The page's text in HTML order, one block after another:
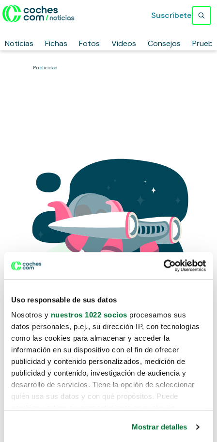
Uso responsable de sus datos
Nosotros y nuestros 1022 socios procesamos sus
datos personales, p.ej., su dirección IP, con tecnologías
como las cookies para almacenar y acceder la
información en su dispositivo con el fin de ofrecer
publicidad y contenido personalizados, medición de
publicidad y contenido, investigación de audiencia y
desarrollo de servicios. Tiene la opción de seleccionar
quién usa sus datos y con qué propósitos. Puede
Mostrar detalles
Noticias Fichas Fotos Vídeos Consejos
Suscríbete
Publicidad
Lo sentimos, no sabemos como
te hemos traido hasta aquí.
Pero puedes encontrar el coche que estás
buscando en alguno de estos enlaces: